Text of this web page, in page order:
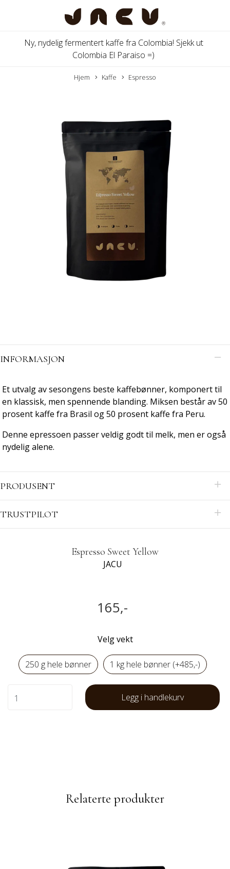
Ny, nydelig fermentert kaffe fra Colombia! Sjekk ut
Colombia El Paraiso =)
Hjem Kaffe Espresso
INFORMASJON
Et utvalg av sesongens beste kaffebønner, komponert til
en klassisk, men spennende blanding. Miksen består av 50
prosent kaffe fra Brasil og 50 prosent kaffe fra Peru.
Denne epressoen passer veldig godt til melk, men er også
nydelig alene.
PRODUSENT
TRUSTPILOT
Espresso Sweet Yellow
JACU
165,-
Velg vekt
250 g hele bønner 1 kg hele bønner (+485,-)
Legg i handlekurv
Relaterte produkter